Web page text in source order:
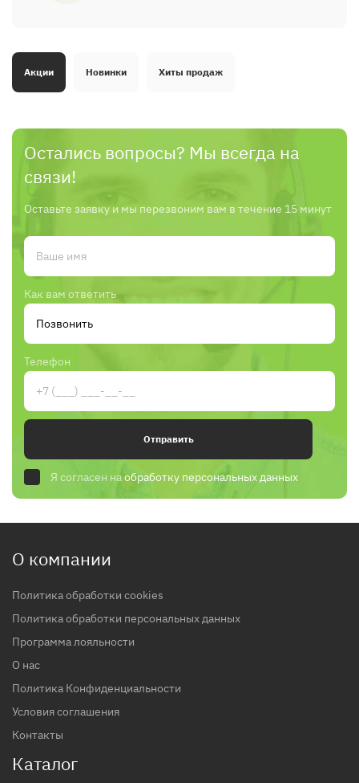
Акции Новинки Хиты продаж
Остались вопросы? Мы всегда на
связи!
Оставьте заявку и мы перезвоним вам в течение 15 минут
Как вам ответить
Телефон
Отправить
Я согласен наобработку персональных данных
О компании
Политика обработки cookies
Политика обработки персональных данных
Программа лояльности
О нас
Политика Конфиденциальности
Условия соглашения
Контакты
Каталог